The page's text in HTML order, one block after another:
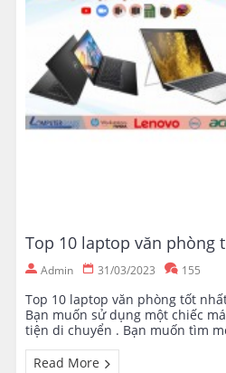
Admin 31/03/2023 155
Top 10 laptop văn phòng tốt
Bạn muốn sử dụng một chiếc
tiện di chuyển . Bạn muốn tìm
Read More